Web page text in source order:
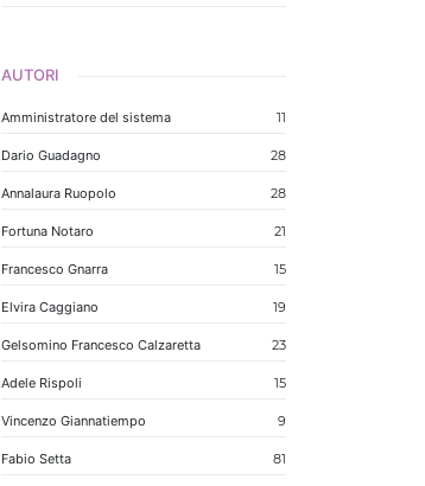
AUTORI
Amministratore del sistema 11
Dario Guadagno 28
Annalaura Ruopolo 28
Fortuna Notaro 21
Francesco Gnarra 15
Elvira Caggiano 19
Gelsomino Francesco Calzaretta 23
Adele Rispoli 15
Vincenzo Giannatiempo 9
Fabio Setta 81